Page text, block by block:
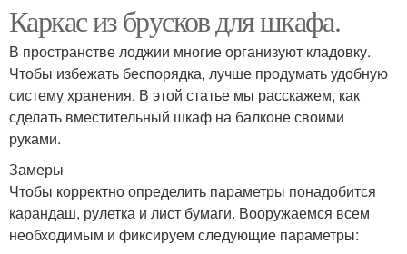
Каркас из брусков для шкафа.
В пространстве лоджии многие организуют кладовку.
Чтобы избежать беспорядка, лучше продумать удобную
систему хранения. В этой статье мы расскажем, как
сделать вместительный шкаф на балконе своими
руками.
Замеры
Чтобы корректно определить параметры понадобится
карандаш, рулетка и лист бумаги. Вооружаемся всем
необходимым и фиксируем следующие параметры: